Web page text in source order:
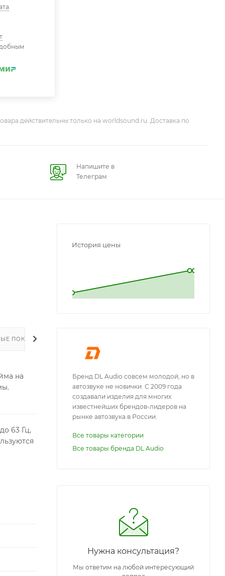
действительны только на worldsound.ru. Доставка по
Напишите в
Телеграм
ПОКУПКИ
на
63 Гц,
История цены
Бренд DL Audio совсем молодой, но в
автозвуке не новички. С 2009 года
создавали изделия для многих
известнейших брендов-лидеров на
рынке автозвука в России.
Все товары категории
Все товары бренда DL Audio
Нужна консультация?
Мы ответим на любой интересующий